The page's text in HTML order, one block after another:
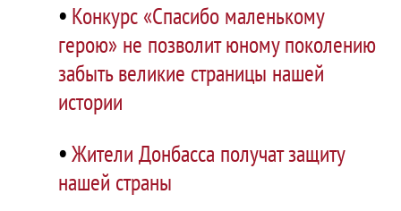
• Конкурс «Спасибо маленькому
герою» не позволит юному поколению
забыть великие страницы нашей
истории
•Жители Донбасса получат защиту
нашей страны